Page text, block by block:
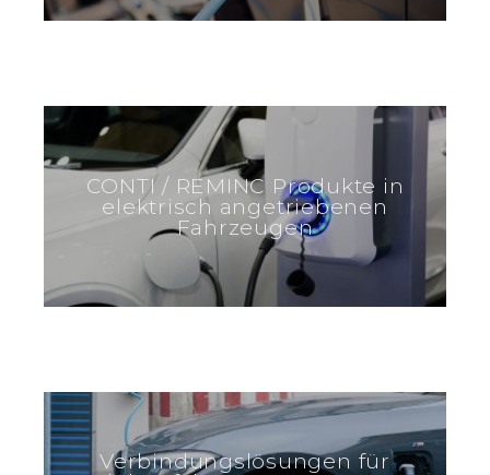
CONTI / REMINC Produkte in
elektrisch angetriebenen
Fahrzeugen
Verbindungslösungen für